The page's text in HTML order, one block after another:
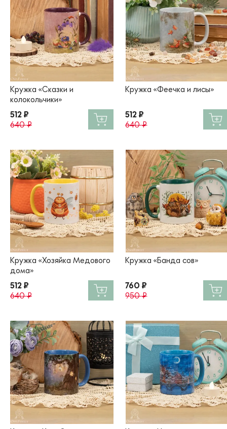
Кружка «Сказки и
колокольчики»
512 ₽
640 ₽
Кружка «Феечка и лисы»
512 ₽
640 ₽
Кружка «Хозяйка Медового
дома»
512 ₽
640 ₽
Кружка «Банда сов»
760 ₽
950 ₽